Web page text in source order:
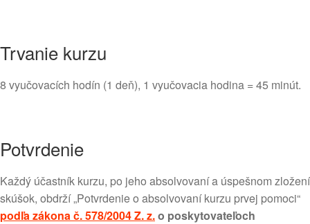
Trvanie kurzu
8 vyučovacích hodín (1 deň), 1 vyučovacia hodina = 45 minút.
Potvrdenie
Každý účastník kurzu, po jeho absolvovaní a úspešnom zložení
skúšok, obdrží „Potvrdenie o absolvovaní kurzu prvej pomoci“
podľa zákona č. 578/2004 Z. z.o poskytovateľoch